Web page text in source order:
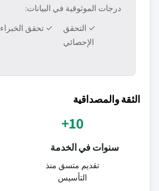
درجات الموثوقية في البيانات:
✓ التحقق
الإحصائي
✓ تحقق الخبراء
الثقة والمصداقية
10+
سنوات في الخدمة
تقديم متسق منذ
التأسيس